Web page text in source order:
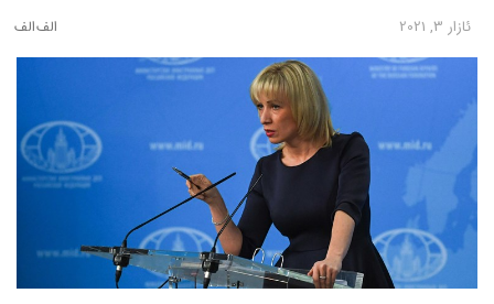
ئازار 3, 2021